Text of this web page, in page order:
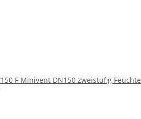
F Minivent DN150 zweistufig Feuchte